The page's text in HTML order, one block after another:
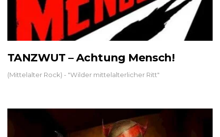
TANZWUT – Achtung Mensch!
(Mittelalter Rock) - "Wilder mittelalterlicher Ritt"